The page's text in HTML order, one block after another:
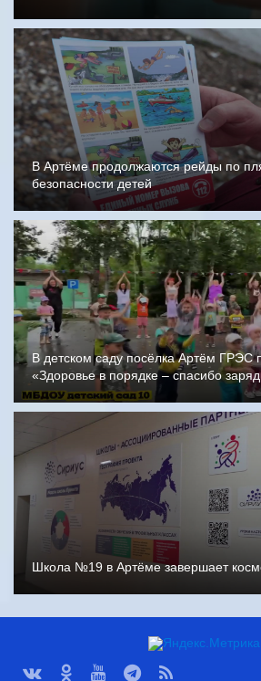
В Артёме продолжаются рейды по
безопасности детей
В детском саду посёлка Артём
«Здоровье в порядке – спасибо
Школа №19 в Артёме завершает